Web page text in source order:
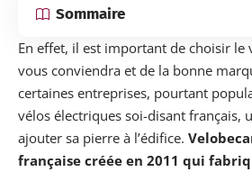
Sommaire
En effet, il est important de choisir le
vous conviendra et de la bonne
certaines entreprises, pourtant
vélos électriques soi-disant français,
ajouter sa pierre à l’édifice.
française créée en 2011 qui